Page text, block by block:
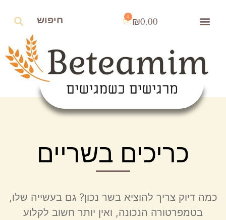
₪0.00
0
כריכים בשריים
כמה דיוק צריך להוציא בשר נכון? גם בעשייה שלו,
בטמפרטורה הנכונה, ואין יותר חשוב לקלוע